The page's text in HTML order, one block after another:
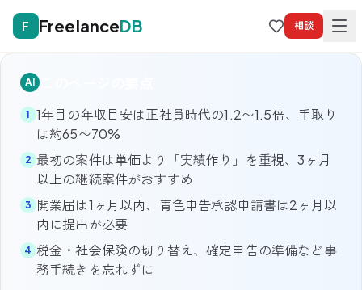
F FreelanceDB 相談
AI
1 1年目の年収目安は正社員時代の1.2〜1.5倍、手取り
は約65〜70%
2 最初の案件は単価より「実績作り」を重視、3ヶ月
以上の継続案件がおすすめ
3 開業届は1ヶ月以内、青色申告承認申請書は2ヶ月以
内に提出が必要
4 税金・社会保険の切り替え、確定申告の準備など事
務手続きを忘れずに